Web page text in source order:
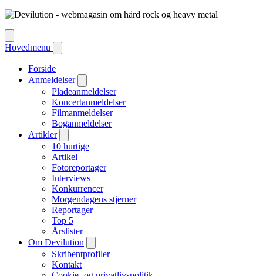
Hovedmenu
Forside
Anmeldelser
Pladeanmeldelser
Koncertanmeldelser
Filmanmeldelser
Boganmeldelser
Artikler
10 hurtige
Artikel
Fotoreportager
Interviews
Konkurrencer
Morgendagens stjerner
Reportager
Top 5
Årslister
Om Devilution
Skribentprofiler
Kontakt